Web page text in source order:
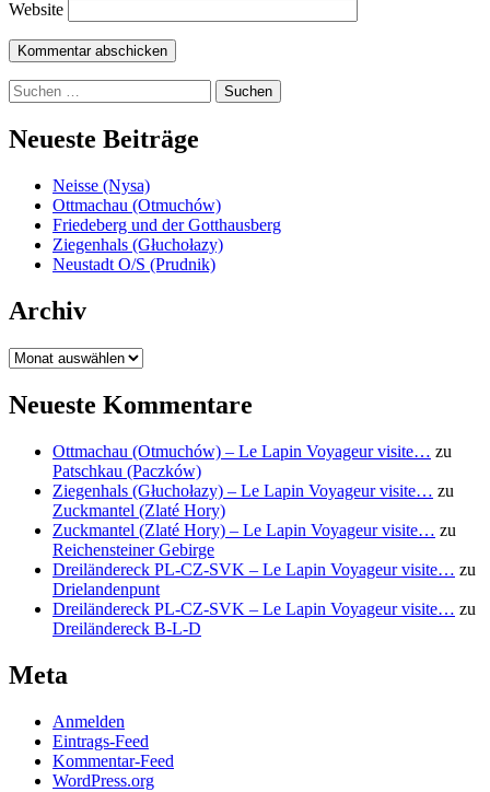
Website
Suchen
nach:
Neueste Beiträge
Neisse (Nysa)
Ottmachau (Otmuchów)
Friedeberg und der Gotthausberg
Ziegenhals (Głuchołazy)
Neustadt O/S (Prudnik)
Archiv
Archiv
Neueste Kommentare
Ottmachau (Otmuchów) – Le Lapin Voyageur visite… zu
Patschkau (Paczków)
Ziegenhals (Głuchołazy) – Le Lapin Voyageur visite… zu
Zuckmantel (Zlaté Hory)
Zuckmantel (Zlaté Hory) – Le Lapin Voyageur visite… zu
Reichensteiner Gebirge
Dreiländereck PL-CZ-SVK – Le Lapin Voyageur visite… zu
Drielandenpunt
Dreiländereck PL-CZ-SVK – Le Lapin Voyageur visite… zu
Dreiländereck B-L-D
Meta
Anmelden
Eintrags-Feed
Kommentar-Feed
WordPress.org